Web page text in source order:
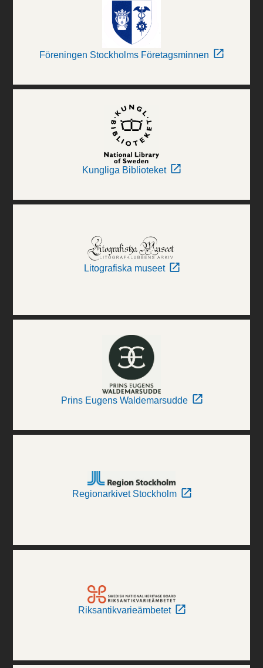
Föreningen Stockholms Företagsminnen
Kungliga Biblioteket
Litografiska museet
Prins Eugens Waldemarsudde
Regionarkivet Stockholm
Riksantikvarieämbetet